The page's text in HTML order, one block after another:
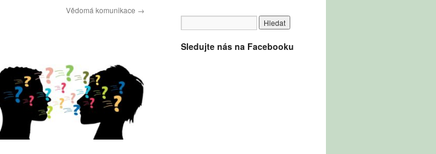
Vědomá komunikace →
Sledujte nás na Facebooku